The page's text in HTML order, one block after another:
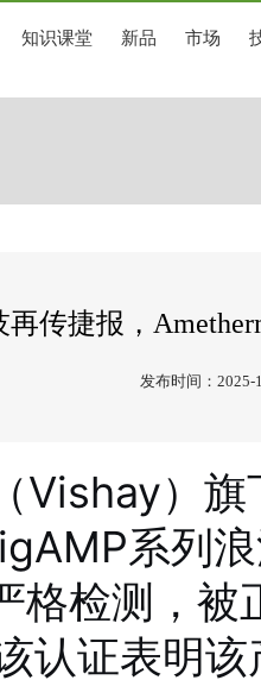
知识课堂 新品 市场
再传捷报，
发布时间：2025-
Vishay）
系列
格检测，被
认证表明